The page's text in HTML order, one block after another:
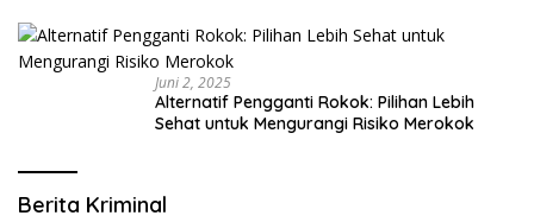
Juni 2, 2025
Alternatif Pengganti Rokok: Pilihan Lebih
Sehat untuk Mengurangi Risiko Merokok
Berita Kriminal